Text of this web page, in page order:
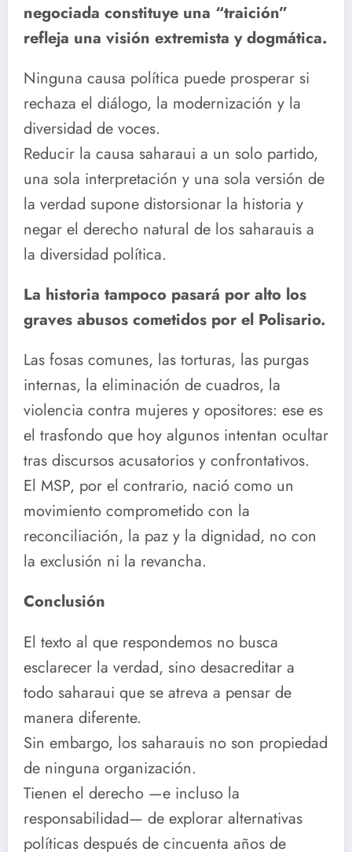
negociada constituye una “traición”
refleja una visión extremista y dogmática.
Ninguna causa política puede prosperar si
rechaza el diálogo, la modernización y la
diversidad de voces.
Reducir la causa saharaui a un solo partido,
una sola interpretación y una sola versión de
la verdad supone distorsionar la historia y
negar el derecho natural de los saharauis a
la diversidad política.
La historia tampoco pasará por alto los
graves abusos cometidos por el Polisario.
Las fosas comunes, las torturas, las purgas
internas, la eliminación de cuadros, la
violencia contra mujeres y opositores: ese es
el trasfondo que hoy algunos intentan ocultar
tras discursos acusatorios y confrontativos.
El MSP, por el contrario, nació como un
movimiento comprometido con la
reconciliación, la paz y la dignidad, no con
la exclusión ni la revancha.
Conclusión
El texto al que respondemos no busca
esclarecer la verdad, sino desacreditar a
todo saharaui que se atreva a pensar de
manera diferente.
Sin embargo, los saharauis no son propiedad
de ninguna organización.
Tienen el derecho —e incluso la
responsabilidad— de explorar alternativas
políticas después de cincuenta años de